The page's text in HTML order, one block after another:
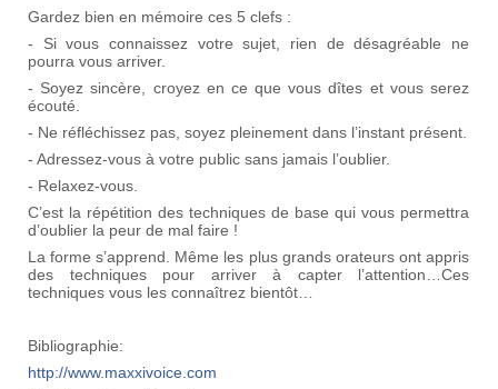
Gardez bien en mémoire ces 5 clefs :
- Si vous connaissez votre sujet, rien de désagréable ne
pourra vous arriver.
- Soyez sincère, croyez en ce que vous dîtes et vous serez
écouté.
- Ne réfléchissez pas, soyez pleinement dans l’instant présent.
- Adressez-vous à votre public sans jamais l’oublier.
- Relaxez-vous.
C’est la répétition des techniques de base qui vous permettra
d’oublier la peur de mal faire !
La forme s’apprend. Même les plus grands orateurs ont appris
des techniques pour arriver à capter l’attention…Ces
techniques vous les connaîtrez bientôt…
Bibliographie:
http://www.maxxivoice.com